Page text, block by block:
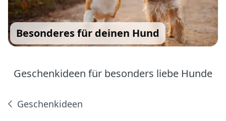
Besonderes für deinen Hund
Geschenkideen für besonders liebe Hunde
Geschenkideen